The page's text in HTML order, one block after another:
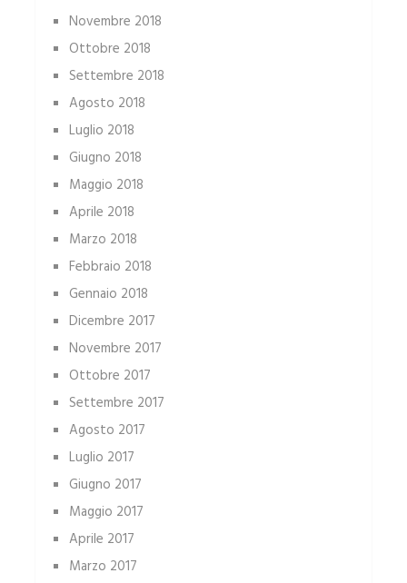
Novembre 2018
Ottobre 2018
Settembre 2018
Agosto 2018
Luglio 2018
Giugno 2018
Maggio 2018
Aprile 2018
Marzo 2018
Febbraio 2018
Gennaio 2018
Dicembre 2017
Novembre 2017
Ottobre 2017
Settembre 2017
Agosto 2017
Luglio 2017
Giugno 2017
Maggio 2017
Aprile 2017
Marzo 2017